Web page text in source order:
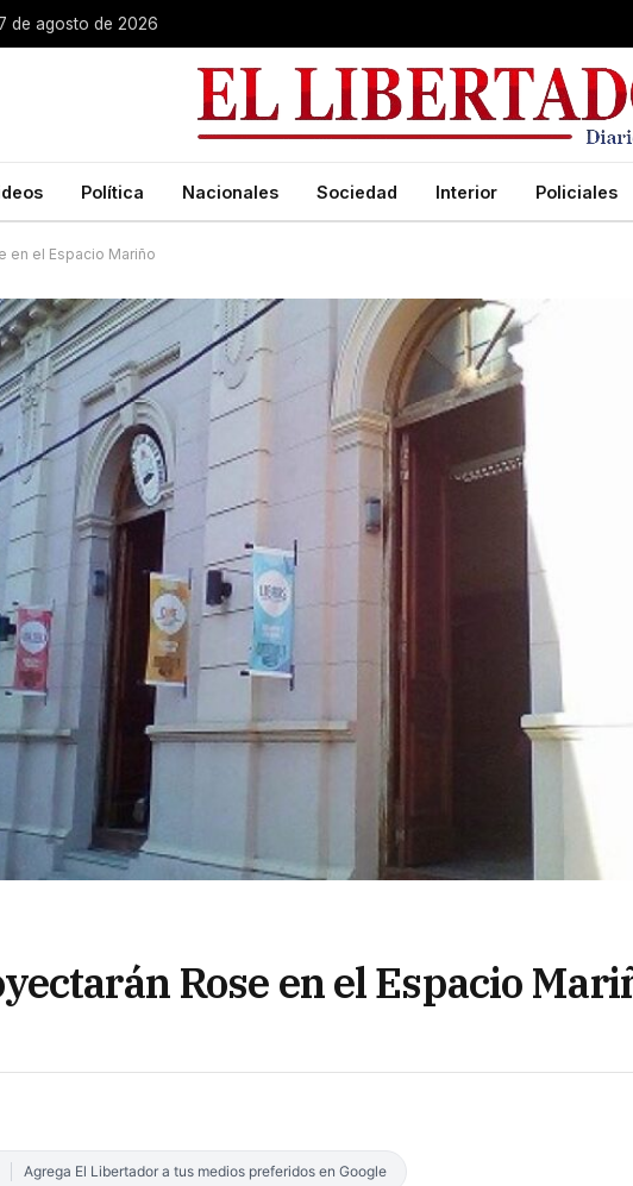
de agosto de 2026
Política Nacionales Sociedad Interior Policiales
en el Espacio Mariño
Rose en el Espacio
Agrega El Libertador a tus medios preferidos en Google